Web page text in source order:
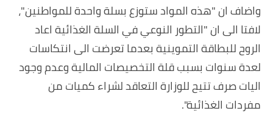
واضاف ان "هذه المواد ستوزع بسلة واحدة للمواطنين"،
لافتا الى ان "التطور النوعي في السلة الغذائية اعاد
الروح للبطاقة التموينية بعدما تعرضت الى انتكاسات
لعدة سنوات بسبب قلة التخصيصات المالية وعدم وجود
اليات صرف تتيح للوزارة التعاقد لشراء كميات من
مفردات الغذائية".